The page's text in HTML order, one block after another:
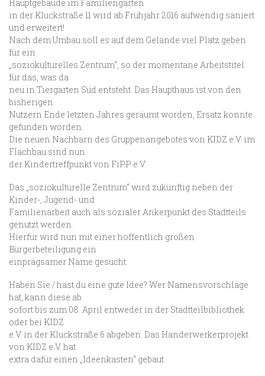
Hauptgebäude im Familiengarten
in der Kluckstraße 11 wird ab Frühjahr 2016 aufwendig saniert
und erweitert!
Nach dem Umbau soll es auf dem Gelände viel Platz geben
für ein
„soziokulturelles Zentrum“, so der momentane Arbeitstitel
für das, was da
neu in Tiergarten Süd entsteht. Das Haupthaus ist von den
bisherigen
Nutzern Ende letzten Jahres geräumt worden, Ersatz konnte
gefunden worden.
Die neuen Nachbarn des Gruppenangebotes von KIDZ e.V. im
Flachbau sind nun
der Kindertreffpunkt von FiPP e.V.
Das „soziokulturelle Zentrum“ wird zukünftig neben der
Kinder-, Jugend- und
Familienarbeit auch als sozialer Ankerpunkt des Stadtteils
genutzt werden.
Hierfür wird nun mit einer hoffentlich großen
Bürgerbeteiligung ein
einprägsamer Name gesucht.
Haben Sie / hast du eine gute Idee? Wer Namensvorschläge
hat, kann diese ab
sofort bis zum 08. April entweder in der Stadtteilbibliothek
oder bei KIDZ
e.V. in der Kluckstraße 6 abgeben. Das Handerwerkerprojekt
von KIDZ e.V. hat
extra dafür einen „Ideenkasten“ gebaut.